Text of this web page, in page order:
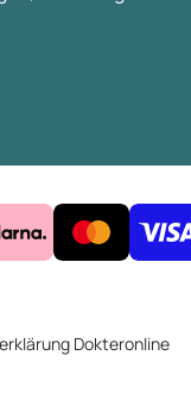
Dokteronline